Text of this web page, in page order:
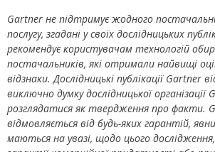
Gartner не підтримує жодного
послугу, згадані у своїх дослідницьких
рекомендує користувачам технологій
постачальників, які отримали найвищі
відзнаки. Дослідницькі публікації Gartner
виключно думку дослідницької організації
розглядатися як твердження про факти.
відмовляється від будь-яких гарантій,
маються на увазі, щодо цього